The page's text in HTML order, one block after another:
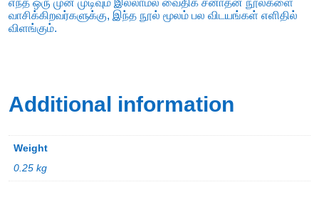
எந்த ஒரு முன் முடிவும் இல்லாமல் வைதிக சனாதன நூல்களை
வாசிக்கிறவர்களுக்கு, இந்த நூல் மூலம் பல விடயங்கள் எளிதில்
விளங்கும்.
Additional information
Weight
0.25 kg